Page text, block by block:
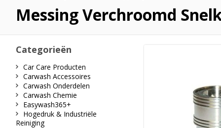
Messing Verchroomd
Categorieën
Car Care Producten
Carwash Accessoires
Carwash Onderdelen
Carwash Chemie
Easywash365+
Hogedruk & Industriële
Reiniging